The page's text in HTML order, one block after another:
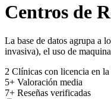
Centros de
La base de datos agrupa a
invasiva), el uso de
2 Clínicas con licencia en
5+ Valoración media
7+ Reseñas verificadas